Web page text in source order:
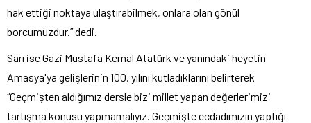
hak ettiği noktaya ulaştırabilmek, onlara olan gönül
borcumuzdur.” dedi.
Sarı ise Gazi Mustafa Kemal Atatürk ve yanındaki heyetin
Amasya'ya gelişlerinin 100. yılını kutladıklarını belirterek
“Geçmişten aldığımız dersle bizi millet yapan değerlerimizi
tartışma konusu yapmamalıyız. Geçmişte ecdadımızın yaptığı